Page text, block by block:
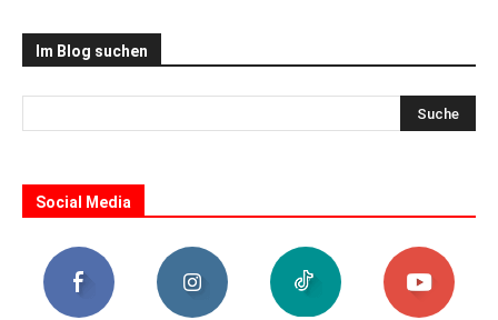
Im Blog suchen
Social Media